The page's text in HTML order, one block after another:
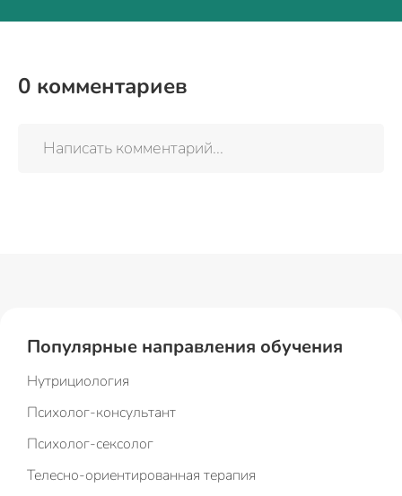
0 комментариев
Написать комментарий...
Популярные направления обучения
Нутрициология
Психолог-консультант
Психолог-сексолог
Телесно-ориентированная терапия